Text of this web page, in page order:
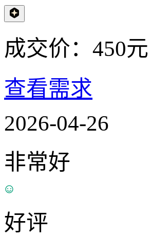
成交价： 450元
查看需求
2026-04-26
非常好
好评